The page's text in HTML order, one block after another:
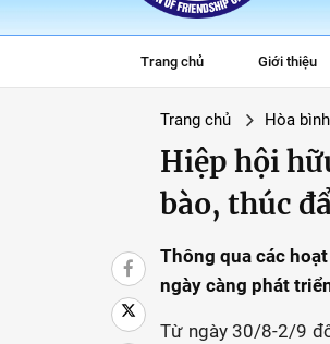
Trang chủ Giới thiệu
Trang chủ Hòa
Hiệp hội
bào, thúc
Thông qua các
ngày càng phát
Từ ngày 30/8-2/9